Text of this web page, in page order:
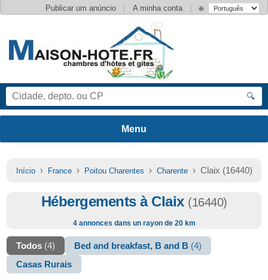
Publicar um anúncio | A minha conta | 🌐
🔍
Início› France› Poitou Charentes › Charente› Claix (16440)
Hébergements à Claix (16440)
4 annonces dans un rayon de 20 km
Todos (4) Bed and breakfast, B and B (4)
Casas Rurais